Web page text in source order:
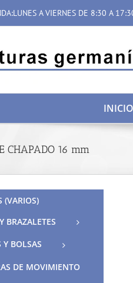
A VIERNES DE 8:30 A
INICIO
CHAPADO 16 mm
(VARIOS)
BRAZALETES
Y BOLSAS
DE MOVIMIENTO